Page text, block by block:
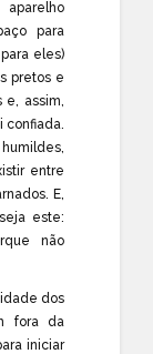
para
eles)
pretos e
assim,
entre
E,
este:
não
dos
fora da
iniciar